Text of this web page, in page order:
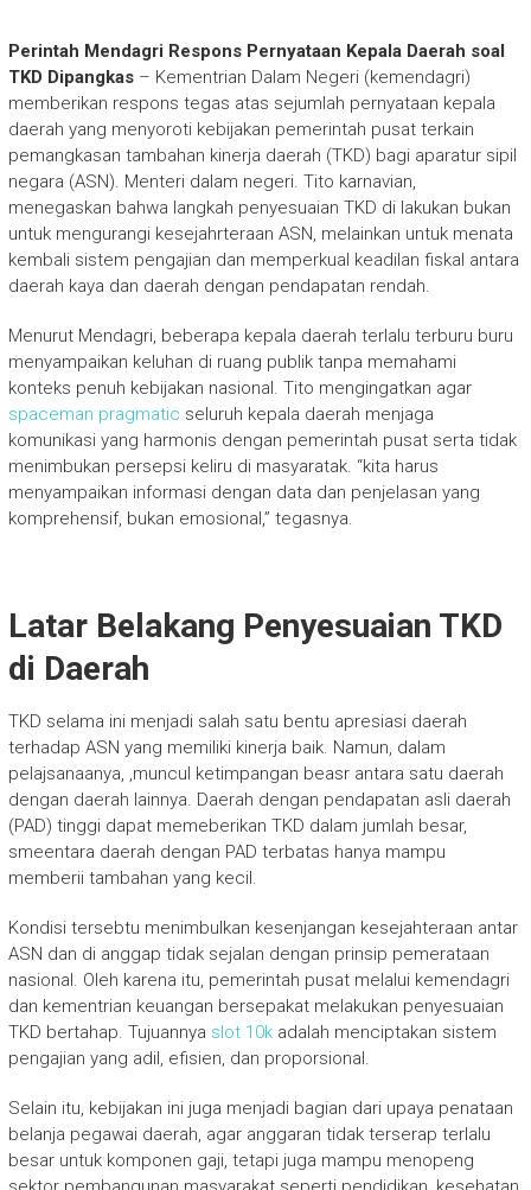
Perintah Mendagri Respons Pernyataan Kepala Daerah soal
TKD Dipangkas– Kementrian Dalam Negeri (kemendagri)
memberikan respons tegas atas sejumlah pernyataan kepala
daerah yang menyoroti kebijakan pemerintah pusat terkain
pemangkasan tambahan kinerja daerah (TKD) bagi aparatur sipil
negara (ASN). Menteri dalam negeri. Tito karnavian,
menegaskan bahwa langkah penyesuaian TKD di lakukan bukan
untuk mengurangi kesejahrteraan ASN, melainkan untuk menata
kembali sistem pengajian dan memperkual keadilan fiskal antara
daerah kaya dan daerah dengan pendapatan rendah.
Menurut Mendagri, beberapa kepala daerah terlalu terburu buru
menyampaikan keluhan di ruang publik tanpa memahami
konteks penuh kebijakan nasional. Tito mengingatkan agar
spaceman pragmatic seluruh kepala daerah menjaga
komunikasi yang harmonis dengan pemerintah pusat serta tidak
menimbukan persepsi keliru di masyaratak. “kita harus
menyampaikan informasi dengan data dan penjelasan yang
komprehensif, bukan emosional,” tegasnya.
Latar Belakang Penyesuaian TKD
di Daerah
TKD selama ini menjadi salah satu bentu apresiasi daerah
terhadap ASN yang memiliki kinerja baik. Namun, dalam
pelajsanaanya, ,muncul ketimpangan beasr antara satu daerah
dengan daerah lainnya. Daerah dengan pendapatan asli daerah
(PAD) tinggi dapat memeberikan TKD dalam jumlah besar,
smeentara daerah dengan PAD terbatas hanya mampu
memberii tambahan yang kecil.
Kondisi tersebtu menimbulkan kesenjangan kesejahteraan antar
ASN dan di anggap tidak sejalan dengan prinsip pemerataan
nasional. Oleh karena itu, pemerintah pusat melalui kemendagri
dan kementrian keuangan bersepakat melakukan penyesuaian
TKD bertahap. Tujuannya slot 10kadalah menciptakan sistem
pengajian yang adil, efisien, dan proporsional.
Selain itu, kebijakan ini juga menjadi bagian dari upaya penataan
belanja pegawai daerah, agar anggaran tidak terserap terlalu
besar untuk komponen gaji, tetapi juga mampu menopeng